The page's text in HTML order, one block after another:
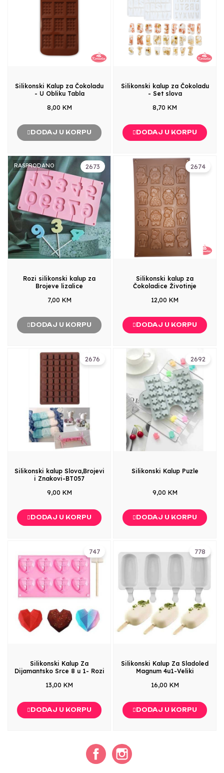
Silikonski Kalup za Čokoladu
- U Obliku Tabla
8,00 KM
DODAJ U KORPU
Silikonski kalup za Čokoladu
- Set slova
8,70 KM
DODAJ U KORPU
2673
RASPRODANO
Rozi silikonski kalup za
Brojeve lizalice
7,00 KM
DODAJ U KORPU
2674
Silikonski kalup za
Čokoladice Životinje
12,00 KM
DODAJ U KORPU
2676
Silikonski kalup Slova,Brojevi
i Znakovi-BT057
9,00 KM
DODAJ U KORPU
2692
Silikonski Kalup Puzle
9,00 KM
DODAJ U KORPU
747
Silikonski Kalup Za
Dijamantsko Srce 8 u 1- Rozi
13,00 KM
DODAJ U KORPU
778
Silikonski Kalup Za Sladoled
Magnum 4u1-Veliki
16,00 KM
DODAJ U KORPU
Facebook